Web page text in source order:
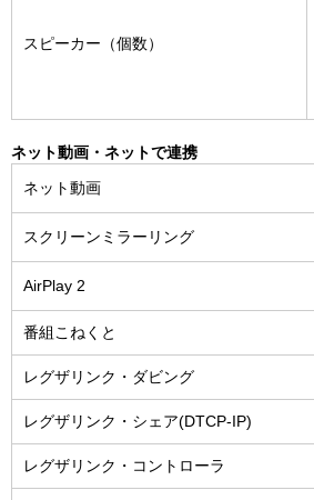
スピーカー（個数）
ネット動画・ネットで連携
ネット動画
スクリーンミラーリング
AirPlay 2
番組こねくと
レグザリンク・ダビング
レグザリンク・シェア(DTCP-IP)
レグザリンク・コントローラ